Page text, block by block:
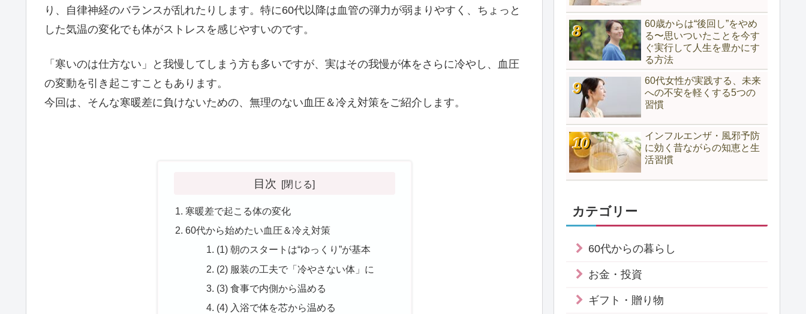
り、自律神経のバランスが乱れたりします。特に60代以降は血管の弾力が弱まりやすく、ちょっと
した気温の変化でも体がストレスを感じやすいのです。
「寒いのは仕方ない」と我慢してしまう方も多いですが、実はその我慢が体をさらに冷やし、血圧
の変動を引き起こすこともあります。
今回は、そんな寒暖差に負けないための、無理のない血圧＆冷え対策をご紹介します。
目次
寒暖差で起こる体の変化
60代から始めたい血圧＆冷え対策
(1) 朝のスタートは“ゆっくり”が基本
(2) 服装の工夫で「冷やさない体」に
(3) 食事で内側から温める
(4) 入浴で体を芯から温める
60歳からは“後回し”をやめ
る〜思いついたことを今す
ぐ実行して人生を豊かにす
る方法
60代女性が実践する、未来
への不安を軽くする5つの
習慣
インフルエンザ・風邪予防
に効く昔ながらの知恵と生
活習慣
カテゴリー
60代からの暮らし
お金・投資
ギフト・贈り物